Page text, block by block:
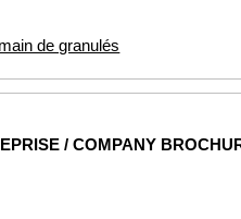
de granulés
/ COMPANY